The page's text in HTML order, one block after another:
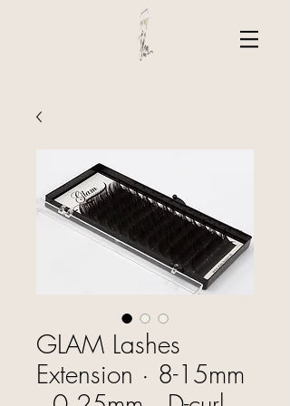
GLAM Lashes
Extension · 8-15mm